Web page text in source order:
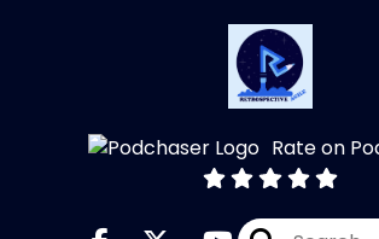
Rate on